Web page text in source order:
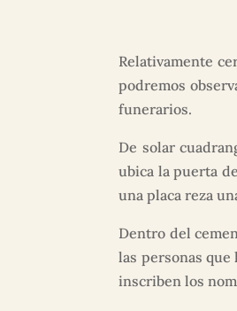
Relativamente
podremos
funerarios.
De solar
ubica la puerta
una placa reza
Dentro del
las personas
inscriben los